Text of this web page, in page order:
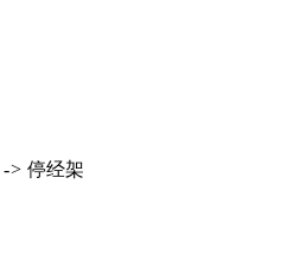
-> 停经架